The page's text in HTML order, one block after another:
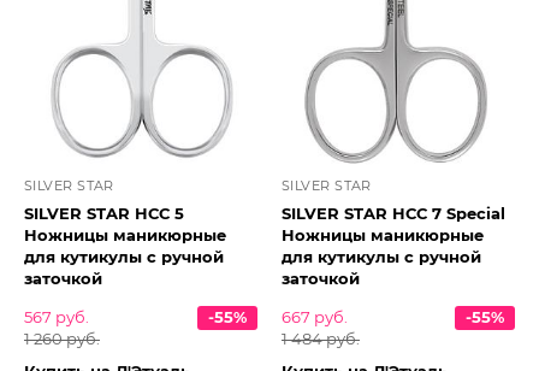
SILVER STAR
SILVER STAR НСС 5
Ножницы маникюрные
для кутикулы с ручной
заточкой
567 руб.
1 260 руб.
-55%
SILVER STAR
SILVER STAR НСС 7 Special
Ножницы маникюрные
для кутикулы с ручной
заточкой
667 руб.
1 484 руб.
-55%